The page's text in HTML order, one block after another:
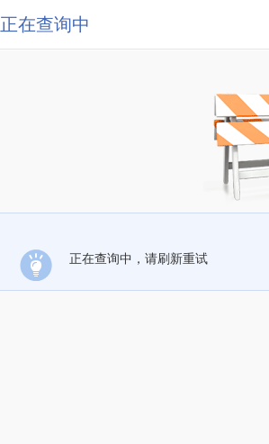
正在查询中
正在查询中，请刷新重试